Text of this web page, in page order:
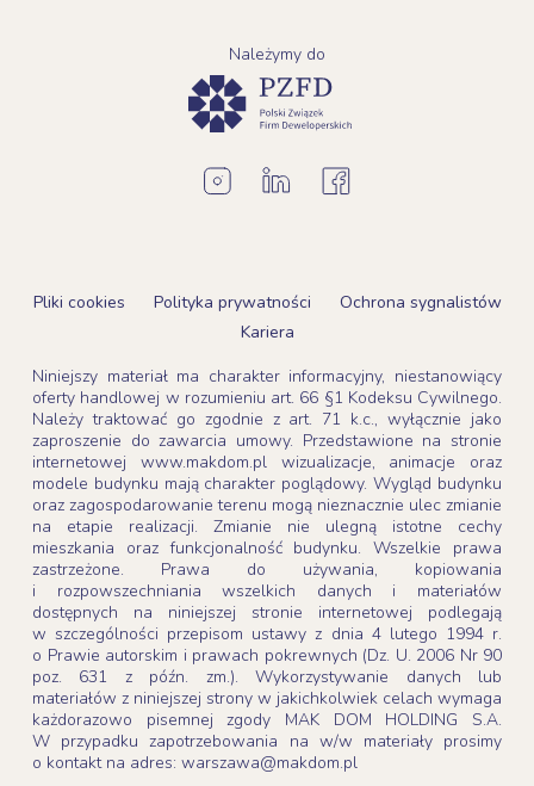
Należymy do
Pliki cookies Polityka prywatności
Ochrona sygnalistów
Kariera
Niniejszy materiał ma charakter informacyjny, niestanowiący
oferty handlowej w rozumieniu art. 66 §1 Kodeksu Cywilnego.
Należy traktować go zgodnie z art. 71 k.c., wyłącznie jako
zaproszenie do zawarcia umowy. Przedstawione na stronie
internetowej www.makdom.pl wizualizacje, animacje oraz
modele budynku mają charakter poglądowy. Wygląd budynku
oraz zagospodarowanie terenu mogą nieznacznie ulec zmianie
na etapie realizacji. Zmianie nie ulegną istotne cechy
mieszkania oraz funkcjonalność budynku. Wszelkie prawa
zastrzeżone. Prawa do używania, kopiowania
i rozpowszechniania wszelkich danych i materiałów
dostępnych na niniejszej stronie internetowej podlegają
w szczególności przepisom ustawy z dnia 4 lutego 1994 r.
o Prawie autorskim i prawach pokrewnych (Dz. U. 2006 Nr 90
poz. 631 z późn. zm.). Wykorzystywanie danych lub
materiałów z niniejszej strony w jakichkolwiek celach wymaga
każdorazowo pisemnej zgody MAK DOM HOLDING S.A.
W przypadku zapotrzebowania na w/w materiały prosimy
o kontakt na adres: warszawa@makdom.pl